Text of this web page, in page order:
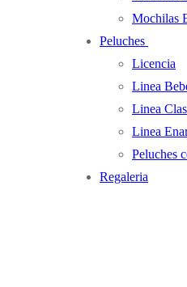
Mochilas
Peluches
Licencia
Linea
Linea
Linea
Peluches
Regaleria